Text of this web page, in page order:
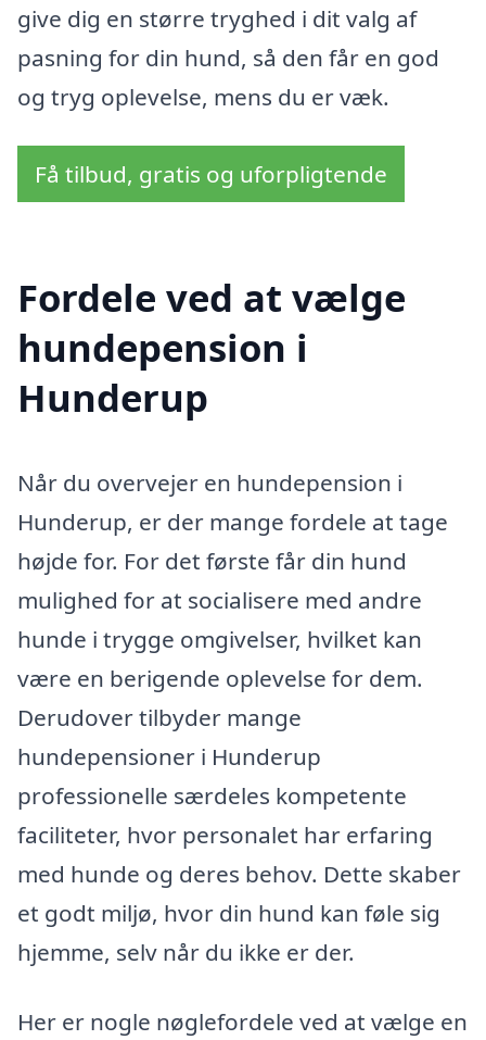
give dig en større tryghed i dit valg af
pasning for din hund, så den får en god
og tryg oplevelse, mens du er væk.
Få tilbud, gratis og uforpligtende
Fordele ved at vælge
hundepension i
Hunderup
Når du overvejer en hundepension i
Hunderup, er der mange fordele at tage
højde for. For det første får din hund
mulighed for at socialisere med andre
hunde i trygge omgivelser, hvilket kan
være en berigende oplevelse for dem.
Derudover tilbyder mange
hundepensioner i Hunderup
professionelle særdeles kompetente
faciliteter, hvor personalet har erfaring
med hunde og deres behov. Dette skaber
et godt miljø, hvor din hund kan føle sig
hjemme, selv når du ikke er der.
Her er nogle nøglefordele ved at vælge en